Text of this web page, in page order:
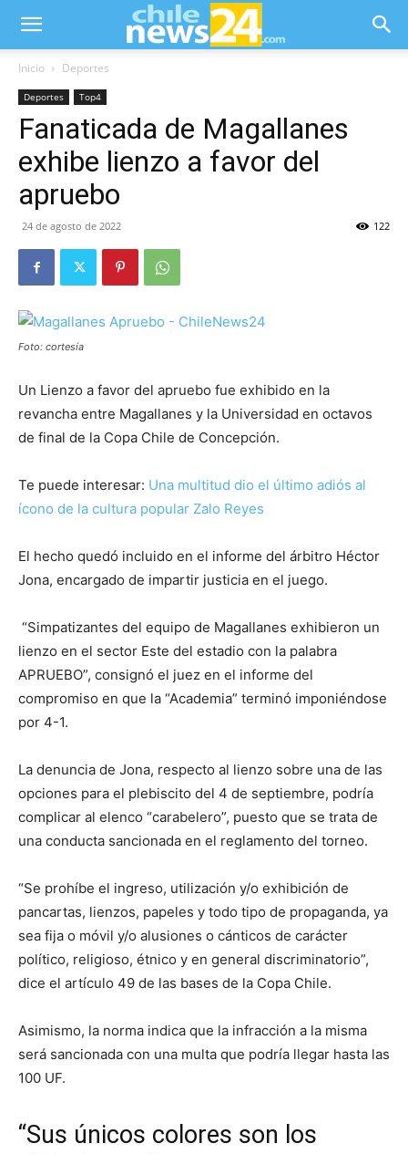
Inicio Deportes
Deportes Top4
Fanaticada de Magallanes
exhibe lienzo a favor del
apruebo
24 de agosto de 2022 122
Foto: cortesía
Un Lienzo a favor del apruebo fue exhibido en la
revancha entre Magallanes y la Universidad en octavos
de final de la Copa Chile de Concepción.
Te puede interesar: Una multitud dio el último adiós al
ícono de la cultura popular Zalo Reyes
El hecho quedó incluido en el informe del árbitro Héctor
Jona, encargado de impartir justicia en el juego.
“Simpatizantes del equipo de Magallanes exhibieron un
lienzo en el sector Este del estadio con la palabra
APRUEBO”, consignó el juez en el informe del
compromiso en que la “Academia” terminó imponiéndose
por 4-1.
La denuncia de Jona, respecto al lienzo sobre una de las
opciones para el plebiscito del 4 de septiembre, podría
complicar al elenco “carabelero”, puesto que se trata de
una conducta sancionada en el reglamento del torneo.
“Se prohíbe el ingreso, utilización y/o exhibición de
pancartas, lienzos, papeles y todo tipo de propaganda, ya
sea fija o móvil y/o alusiones o cánticos de carácter
político, religioso, étnico y en general discriminatorio”,
dice el artículo 49 de las bases de la Copa Chile.
Asimismo, la norma indica que la infracción a la misma
será sancionada con una multa que podría llegar hasta las
100 UF.
“Sus únicos colores son los